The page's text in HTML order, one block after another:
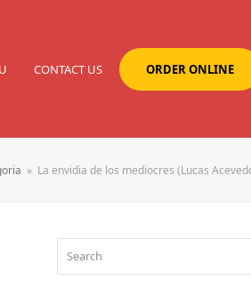
CONTACT US ORDER ONLINE
» La envidia de los mediocres (Lucas